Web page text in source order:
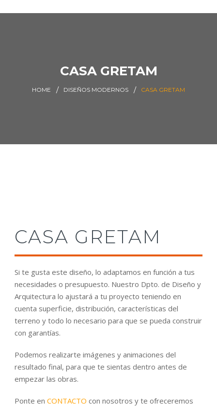
CASA GRETAM
HOME DISEÑOS MODERNOS CASA GRETAM
CASA GRETAM
Si te gusta este diseño, lo adaptamos en función a tus
necesidades o presupuesto. Nuestro Dpto. de Diseño y
Arquitectura lo ajustará a tu proyecto teniendo en
cuenta superficie, distribución, características del
terreno y todo lo necesario para que se pueda construir
con garantías.
Podemos realizarte imágenes y animaciones del
resultado final, para que te sientas dentro antes de
empezar las obras.
Ponte en CONTACTO con nosotros y te ofreceremos